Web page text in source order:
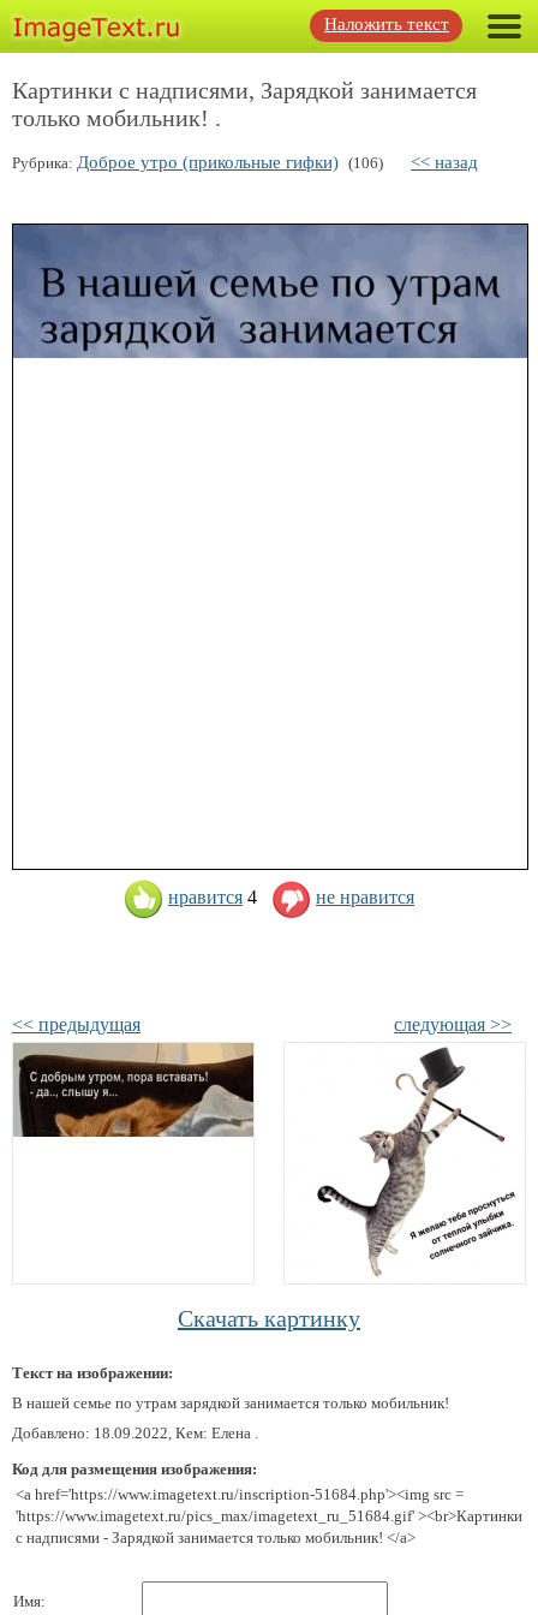
Наложить текст
Картинки с надписями, Зарядкой занимается
только мобильник! .
Рубрика: Доброе утро (прикольные гифки) (106) << назад
нравится 4 не нравится
<< предыдущая следующая >>
Скачать картинку
Текст на изображении:
В нашей семье по утрам зарядкой занимается только мобильник!
Добавлено: 18.09.2022, Кем: Елена .
Код для размещения изображения:
<a href='https://www.imagetext.ru/inscription-51684.php'><img src =
'https://www.imagetext.ru/pics_max/imagetext_ru_51684.gif' ><br>Картинки
с надписями - Зарядкой занимается только мобильник! </a>
Имя: